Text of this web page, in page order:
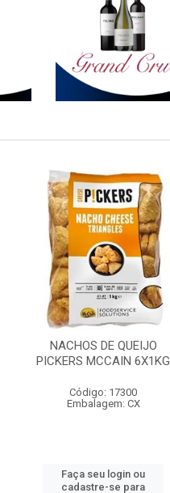
NACHOS DE QUEIJO
PICKERS MCCAIN 6X1KG
Código: 17300
Embalagem: CX
Faça seu login ou
cadastre-se para